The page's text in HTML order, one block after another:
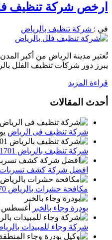
ارخص شركة تنظيف فلل بالرياض
في : شركة تنظيف بالرياض
تُعتبر مدينة الرياض من أكبر
يبرز دور شركات تنظيف الفلل
قراءة المزيد
أحدث المقالات
شركة تنظيف فى الرياض
شركة تنظيف بالرياض 0556501701 كلــين لايــن خصم 39% تنظيف وتعقيم المنازل باحدث الاجهزة
افضل شركة كشف تسربات المياه بالرياض خصم 39%
مكافحة حشرات بالرياض 055650170 خصم 39% القضاء التام علي الحشرات والقوارض
بودرة وجاء بالخبر أغسطس 5, 2026
شركة وجاء للمبيدات